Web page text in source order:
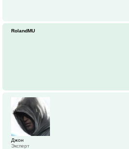
RolandMU
Джон
Эксперт